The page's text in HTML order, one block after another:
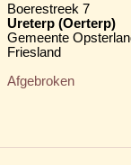
Boerestreek 7
Ureterp (Oerterp)
Gemeente
Friesland
Afgebroken